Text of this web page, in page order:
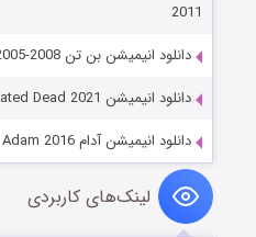
2011
دانلود انیمیشن بن تن Ben 10 2005-2008
دانلود انیمیشن Night of the Animated Dead 2021
دانلود انیمیشن آدام Adam 2016
لینک‌های کاربردی